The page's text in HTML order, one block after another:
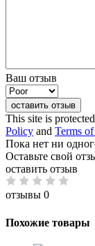
Ваш отзыв
оставить отзыв
This site is
Policy and Terms
Пока нет ни
Оставьте свой
оставить отзыв
отзывы 0
Похожие товары